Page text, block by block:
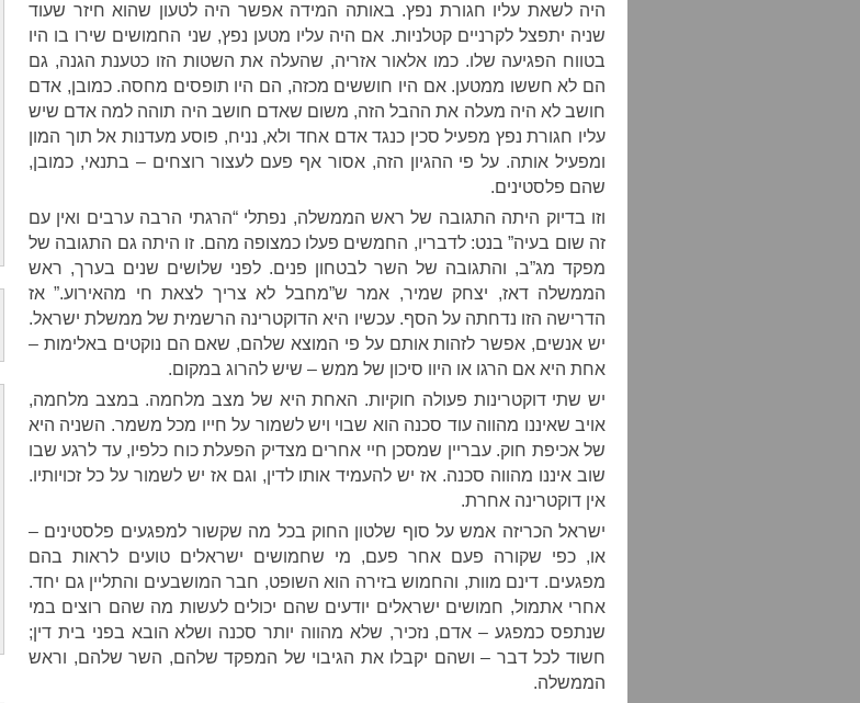
היה לשאת עליו חגורת נפץ. באותה המידה אפשר היה לטעון שהוא חיזר שעוד
שניה יתפצל לקרניים קטלניות. אם היה עליו מטען נפץ, שני החמושים שירו בו היו
בטווח הפגיעה שלו. כמו אלאור אזריה, שהעלה את השטות הזו כטענת הגנה, גם
הם לא חששו ממטען. אם היו חוששים מכזה, הם היו תופסים מחסה. כמובן, אדם
חושב לא היה מעלה את ההבל הזה, משום שאדם חושב היה תוהה למה אדם שיש
עליו חגורת נפץ מפעיל סכין כנגד אדם אחד ולא, נניח, פוסע מעדנות אל תוך המון
ומפעיל אותה. על פי ההגיון הזה, אסור אף פעם לעצור רוצחים – בתנאי, כמובן,
שהם פלסטינים.
וזו בדיוק היתה התגובה של ראש הממשלה, נפתלי “הרגתי הרבה ערבים ואין עם
זה שום בעיה” בנט: לדבריו, החמשים פעלו כמצופה מהם. זו היתה גם התגובה של
מפקד מג”ב, והתגובה של השר לבטחון פנים. לפני שלושים שנים בערך, ראש
הממשלה דאז, יצחק שמיר, אמר ש”מחבל לא צריך לצאת חי מהאירוע.” אז
הדרישה הזו נדחתה על הסף. עכשיו היא הדוקטרינה הרשמית של ממשלת ישראל.
יש אנשים, אפשר לזהות אותם על פי המוצא שלהם, שאם הם נוקטים באלימות –
אחת היא אם הרגו או היוו סיכון של ממש – שיש להרוג במקום.
יש שתי דוקטרינות פעולה חוקיות. האחת היא של מצב מלחמה. במצב מלחמה,
אויב שאיננו מהווה עוד סכנה הוא שבוי ויש לשמור על חייו מכל משמר. השניה היא
של אכיפת חוק. עבריין שמסכן חיי אחרים מצדיק הפעלת כוח כלפיו, עד לרגע שבו
שוב איננו מהווה סכנה. אז יש להעמיד אותו לדין, וגם אז יש לשמור על כל זכויותיו.
אין דוקטרינה אחרת.
ישראל הכריזה אמש על סוף שלטון החוק בכל מה שקשור למפגעים פלסטינים –
או, כפי שקורה פעם אחר פעם, מי שחמושים ישראלים טועים לראות בהם
מפגעים. דינם מוות, והחמוש בזירה הוא השופט, חבר המושבעים והתליין גם יחד.
אחרי אתמול, חמושים ישראלים יודעים שהם יכולים לעשות מה שהם רוצים במי
שנתפס כמפגע – אדם, נזכיר, שלא מהווה יותר סכנה ושלא הובא בפני בית דין;
חשוד לכל דבר – ושהם יקבלו את הגיבוי של המפקד שלהם, השר שלהם, וראש
הממשלה.